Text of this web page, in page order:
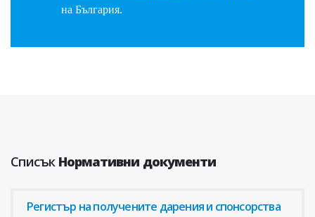
на България.
Списък Нормативни документи
Регистър на получените дарения и спонсорства